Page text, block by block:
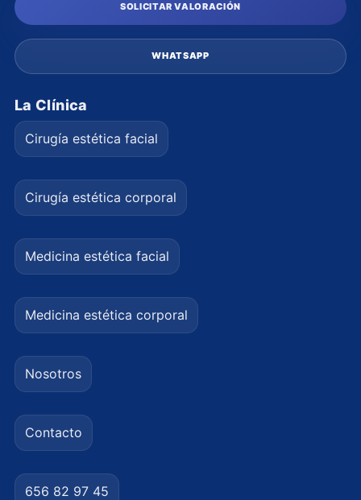
SOLICITAR VALORACIÓN
WHATSAPP
La Clínica
Cirugía estética facial
Cirugía estética corporal
Medicina estética facial
Medicina estética corporal
Nosotros
Contacto
656 82 97 45